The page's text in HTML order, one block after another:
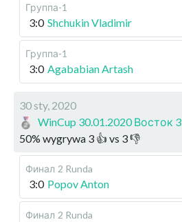
Группа-1
3:0 Shchukin Vladimir
Группа-1
3:0 Agababian Artash
30 sty, 2020
WinCup 30.01.2020 Восток 3
50% wygrywa 3 👍 vs 3👎
Финал 2 Runda
3:0 Popov Anton
Финал 2 Runda